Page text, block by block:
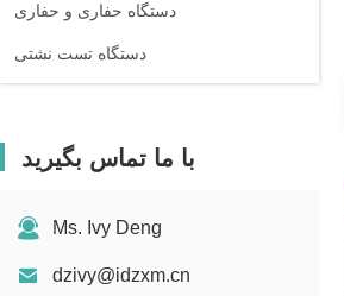
دستگاه حفاری و حفاری
دستگاه تست نشتی
با ما تماس بگیرید
Ms. Ivy Deng
dzivy@idzxm.cn